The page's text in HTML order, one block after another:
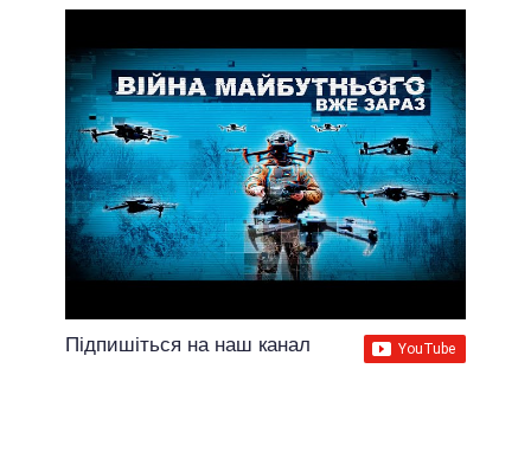
Підпишіться на наш канал